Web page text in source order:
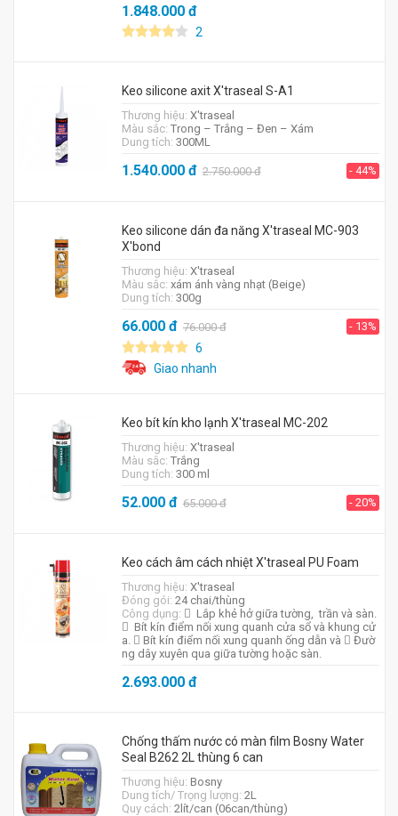
1.848.000đ
2
Keo silicone axit X'traseal S-A1
Thương hiệu: X'traseal
Màu sắc: Trong – Trắng – Đen – Xám
Dung tích: 300ML
1.540.000đ 2.750.000đ - 44%
Keo silicone dán đa năng X'traseal MC-903
X'bond
Thương hiệu: X'traseal
Màu sắc: xám ánh vàng nhạt (Beige)
Dung tích: 300g
66.000đ 76.000đ - 13%
6
Giao nhanh
Keo bít kín kho lạnh X'traseal MC-202
Thương hiệu: X'traseal
Màu sắc: Trắng
Dung tích: 300 ml
52.000đ 65.000đ - 20%
Keo cách âm cách nhiệt X'traseal PU Foam
Thương hiệu: X'traseal
Đóng gói: 24 chai/thùng
Công dụng:  Lắp khẻ hở giữa tường, trần và sàn.
 Bít kín điểm nối xung quanh cửa sổ và khung cử
a.  Bít kín điểm nối xung quanh ống dẫn và  Đườ
ng dây xuyên qua giữa tường hoặc sàn.
2.693.000đ
Chống thấm nước có màn film Bosny Water
Seal B262 2L thùng 6 can
Thương hiệu: Bosny
Dung tích/ Trọng lượng: 2L
Quy cách: 2lít/can (06can/thùng)